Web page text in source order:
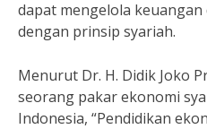
dapat mengelola keuangan
dengan prinsip syariah.
Menurut Dr. H. Didik Joko
seorang pakar ekonomi
Indonesia, “Pendidikan